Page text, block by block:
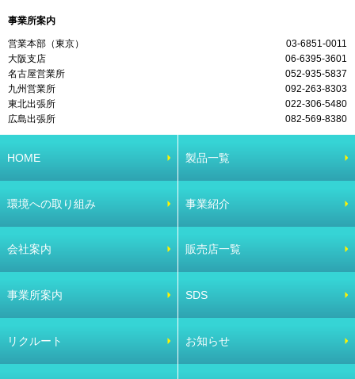
事業所案内
営業本部（東京）
03-6851-0011
大阪支店
06-6395-3601
名古屋営業所
052-935-5837
九州営業所
092-263-8303
東北出張所
022-306-5480
広島出張所
082-569-8380
HOME 製品一覧
環境への取り組み 事業紹介
会社案内 販売店一覧
事業所案内 SDS
リクルート お知らせ